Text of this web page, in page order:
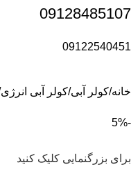
09128485107
09122540451
خانه کولر آبی کولر آبی انرژی
-5%
برای بزرگنمایی کلیک کنید